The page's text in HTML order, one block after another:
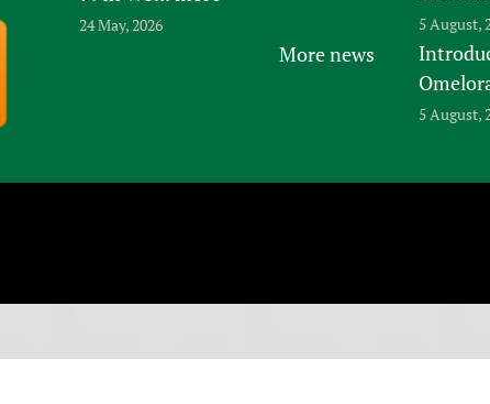
24 May, 2026
More news
5 August,
5 August,